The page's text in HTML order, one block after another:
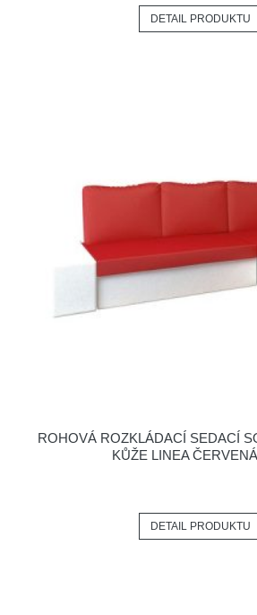
DETAIL PRODUKTU
ROHOVÁ ROZKLÁDACÍ SEDACÍ
KŮŽE LINEA
DETAIL PRODUKTU